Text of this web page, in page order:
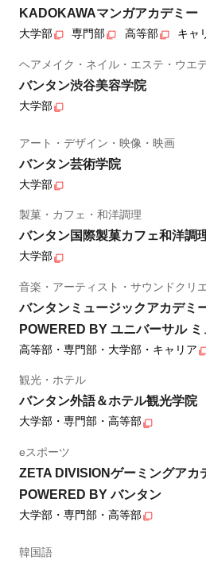
KADOKAWAマンガアカデミー
大学部 専門部 高等部 キャ
ヘアメイク・ネイル・エステ・ウエ
バンタン渋谷美容学院
大学部
アート・デザイン・映像・映画
バンタン芸術学院
大学部
製菓・カフェ・和洋調理
バンタン国際製菓カフェ和洋調
大学部
音楽・アーティスト・サウンドクリ
バンタンミュージックアカデミ
POWERED BY ユニバーサル ミ
高等部・専門部・大学部・キャリア
観光・ホテル
バンタン外語＆ホテル観光学院
大学部・専門部・高等部
eスポーツ
ZETA DIVISIONゲーミングアカ
POWERED BY バンタン
大学部・専門部・高等部
韓国語